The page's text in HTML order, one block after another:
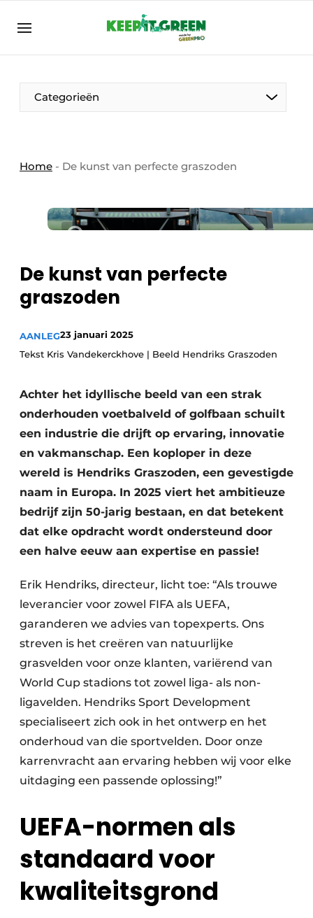
NL ENG FR
Categorieën
Home - De kunst van perfecte graszoden
De kunst van perfecte
graszoden
AANLEG23 januari 2025
Tekst Kris Vandekerckhove | Beeld Hendriks Graszoden
Achter het idyllische beeld van een strak
onderhouden voetbalveld of golfbaan schuilt
een industrie die drijft op ervaring, innovatie
en vakmanschap. Een koploper in deze
wereld is Hendriks Graszoden, een gevestigde
naam in Europa. In 2025 viert het ambitieuze
bedrijf zijn 50-jarig bestaan, en dat betekent
dat elke opdracht wordt ondersteund door
een halve eeuw aan expertise en passie!
Erik Hendriks, directeur, licht toe: “Als trouwe
leverancier voor zowel FIFA als UEFA,
garanderen we advies van topexperts. Ons
streven is het creëren van natuurlijke
grasvelden voor onze klanten, variërend van
World Cup stadions tot zowel liga- als non-
ligavelden. Hendriks Sport Development
specialiseert zich ook in het ontwerp en het
onderhoud van die sportvelden. Door onze
karrenvracht aan ervaring hebben wij voor elke
uitdaging een passende oplossing!”
UEFA-normen als
standaard voor
kwaliteitsgrond